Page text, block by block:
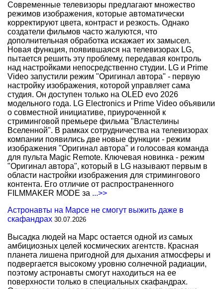
Современные телевизоры предлагают множество
режимов изображения, которые автоматически
корректируют цвета, контраст и резкость. Однако
создатели фильмов часто жалуются, что
дополнительная обработка искажает их замысел.
Новая функция, появившаяся на телевизорах LG,
пытается решить эту проблему, передавая контроль
над настройками непосредственно студии. LG и Prime
Video запустили режим "Оригинал автора" - первую
настройку изображения, которой управляет сама
студия. Он доступен только на OLED evo 2026
модельного года. LG Electronics и Prime Video объявили
о совместной инициативе, приуроченной к
стриминговой премьере фильма "Властелины
Вселенной". В рамках сотрудничества на телевизорах
компании появились две новые функции - режим
изображения "Оригинал автора" и голосовая команда
для пульта Magic Remote. Ключевая новинка - режим
"Оригинал автора", который в LG называют первым в
области настройки изображения для стримингового
контента. Его отличие от распространенного
FILMMAKER MODE за ...>>
Астронавты на Марсе не смогут выжить даже в
скафандрах 30.07.2026
Высадка людей на Марс остается одной из самых
амбициозных целей космических агентств. Красная
планета лишена пригодной для дыхания атмосферы и
подвергается высокому уровню солнечной радиации,
поэтому астронавты смогут находиться на ее
поверхности только в специальных скафандрах.